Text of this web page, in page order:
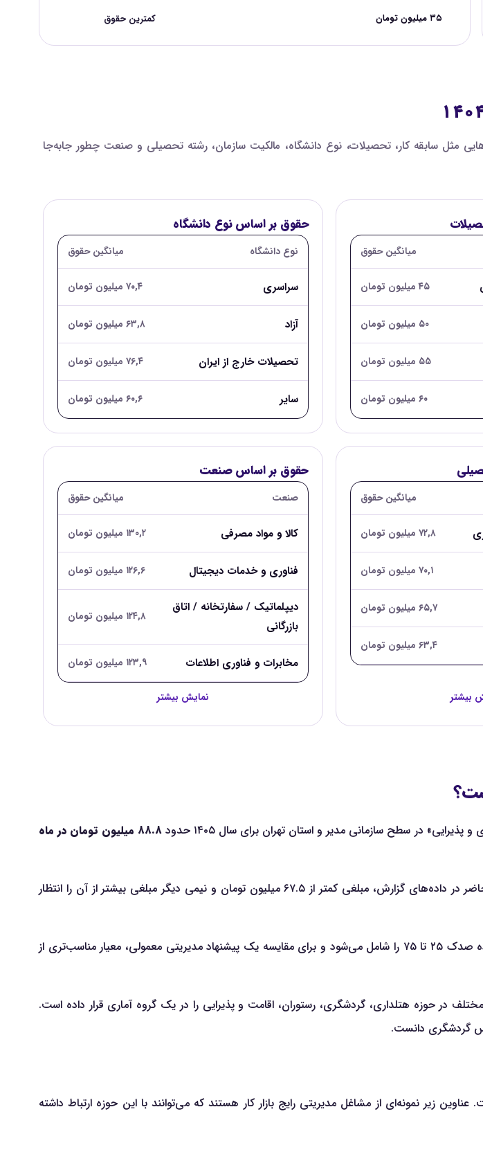
کمترین حقوق ۳۵ میلیون تومان
مثل سابقه کار، تحصیلات، نوع دانشگاه، مالکیت سازمان، رشته تحصیلی و صنعت چطور جابه‌جا
میانگین حقوق
۴۵ میلیون تومان
۵۰ میلیون تومان
۵۵ میلیون تومان
۶۰ میلیون تومان
حقوق بر اساس نوع دانشگاه
نوع دانشگاه میانگین حقوق
سراسری ۷۰,۴ میلیون تومان
آزاد ۶۳,۸ میلیون تومان
تحصیلات خارج از ایران ۷۶,۴ میلیون تومان
سایر ۶۰,۶ میلیون تومان
میانگین حقوق
۷۲,۸ میلیون تومان
۷۰,۱ میلیون تومان
۶۵,۷ میلیون تومان
۶۳,۴ میلیون تومان
بیشتر
حقوق بر اساس صنعت
صنعت میانگین حقوق
کالا و مواد مصرفی ۱۳۰,۲ میلیون تومان
فناوری و خدمات دیجیتال ۱۲۶,۶ میلیون تومان
دیپلماتیک / سفارتخانه / اتاق
بازرگانی
۱۲۴,۸ میلیون تومان
مخابرات و فناوری اطلاعات ۱۲۳,۹ میلیون تومان
نمایش بیشتر
در سطح سازمانی مدیر و استان تهران برای سال ۱۴۰۵ حدود
۸۸.۸ میلیون تومان در ماه
گزارش شده است؛ یعنی نیمی از مدیران حاضر در داده‌های گزارش، مبلغی کمتر از ۶۷.۵ میلیون تومان و نیمی دیگر مبلغی بیشتر از آن را انتظار
قرار دارد. این محدوده صدک ۲۵ تا ۷۵ را شامل می‌شود و برای مقایسه یک پیشنهاد مدیریتی معمولی، معیار مناسب‌تری از
حوزه هتلداری، گردشگری، رستوران، اقامت و پذیرایی را در یک گروه آماری قرار داده است.
زیر نمونه‌ای از مشاغل مدیریتی رایج بازار کار هستند که می‌توانند با این حوزه ارتباط داشته